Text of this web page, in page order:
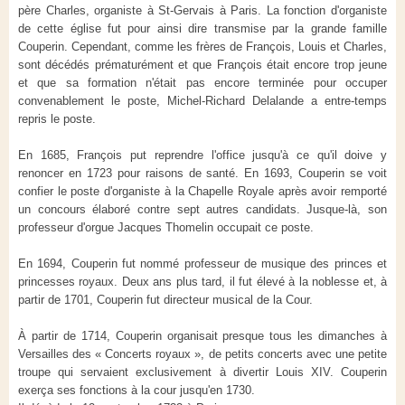
père Charles, organiste à St-Gervais à Paris. La fonction d'organiste
de cette église fut pour ainsi dire transmise par la grande famille
Couperin. Cependant, comme les frères de François, Louis et Charles,
sont décédés prématurément et que François était encore trop jeune
et que sa formation n'était pas encore terminée pour occuper
convenablement le poste, Michel-Richard Delalande a entre-temps
repris le poste.
En 1685, François put reprendre l'office jusqu'à ce qu'il doive y
renoncer en 1723 pour raisons de santé. En 1693, Couperin se voit
confier le poste d'organiste à la Chapelle Royale après avoir remporté
un concours élaboré contre sept autres candidats. Jusque-là, son
professeur d'orgue Jacques Thomelin occupait ce poste.
En 1694, Couperin fut nommé professeur de musique des princes et
princesses royaux. Deux ans plus tard, il fut élevé à la noblesse et, à
partir de 1701, Couperin fut directeur musical de la Cour.
À partir de 1714, Couperin organisait presque tous les dimanches à
Versailles des « Concerts royaux », de petits concerts avec une petite
troupe qui servaient exclusivement à divertir Louis XIV. Couperin
exerça ses fonctions à la cour jusqu'en 1730.